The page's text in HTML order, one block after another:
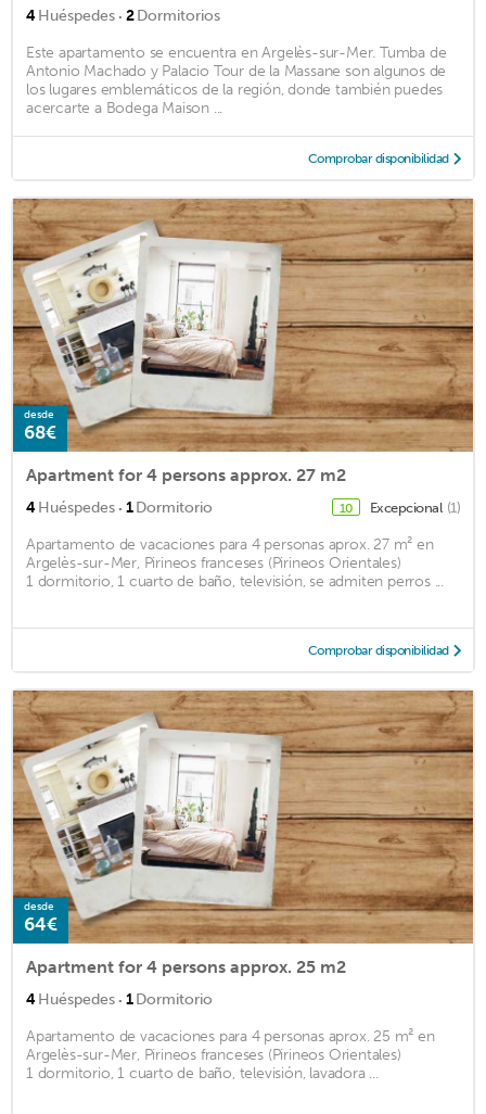
4Huéspedes · 2Dormitorios
Este apartamento se encuentra en Argelès-sur-Mer. Tumba de
Antonio Machado y Palacio Tour de la Massane son algunos de
los lugares emblemáticos de la región, donde también puedes
acercarte a Bodega Maison ...
Comprobar disponibilidad
desde
68€
Apartment for 4 persons approx. 27 m2
4Huéspedes · 1Dormitorio 10 Excepcional (1)
Apartamento de vacaciones para 4 personas aprox. 27 m² en
Argelès-sur-Mer, Pirineos franceses (Pirineos Orientales)
1 dormitorio, 1 cuarto de baño, televisión, se admiten perros ...
Comprobar disponibilidad
desde
64€
Apartment for 4 persons approx. 25 m2
4Huéspedes · 1Dormitorio
Apartamento de vacaciones para 4 personas aprox. 25 m² en
Argelès-sur-Mer, Pirineos franceses (Pirineos Orientales)
1 dormitorio, 1 cuarto de baño, televisión, lavadora ...